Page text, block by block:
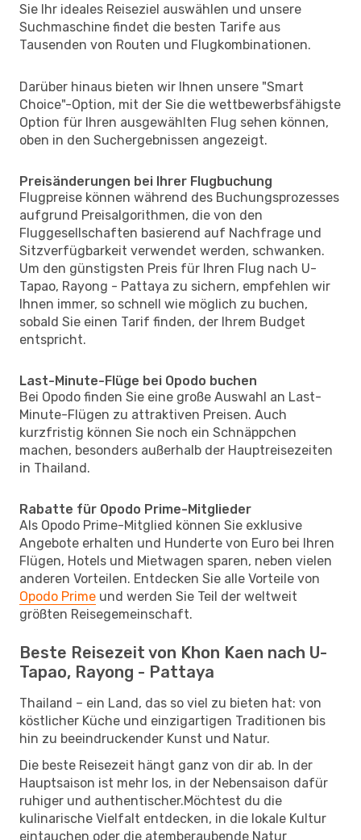
Sie Ihr ideales Reiseziel auswählen und unsere
Suchmaschine findet die besten Tarife aus
Tausenden von Routen und Flugkombinationen.
Darüber hinaus bieten wir Ihnen unsere "Smart
Choice"-Option, mit der Sie die wettbewerbsfähigste
Option für Ihren ausgewählten Flug sehen können,
oben in den Suchergebnissen angezeigt.
Preisänderungen bei Ihrer Flugbuchung
Flugpreise können während des Buchungsprozesses
aufgrund Preisalgorithmen, die von den
Fluggesellschaften basierend auf Nachfrage und
Sitzverfügbarkeit verwendet werden, schwanken.
Um den günstigsten Preis für Ihren Flug nach U-
Tapao, Rayong - Pattaya zu sichern, empfehlen wir
Ihnen immer, so schnell wie möglich zu buchen,
sobald Sie einen Tarif finden, der Ihrem Budget
entspricht.
Last-Minute-Flüge bei Opodo buchen
Bei Opodo finden Sie eine große Auswahl an Last-
Minute-Flügen zu attraktiven Preisen. Auch
kurzfristig können Sie noch ein Schnäppchen
machen, besonders außerhalb der Hauptreisezeiten
in Thailand.
Rabatte für Opodo Prime-Mitglieder
Als Opodo Prime-Mitglied können Sie exklusive
Angebote erhalten und Hunderte von Euro bei Ihren
Flügen, Hotels und Mietwagen sparen, neben vielen
anderen Vorteilen. Entdecken Sie alle Vorteile von
Opodo Prime und werden Sie Teil der weltweit
größten Reisegemeinschaft.
Beste Reisezeit von Khon Kaen nach U-
Tapao, Rayong - Pattaya
Thailand – ein Land, das so viel zu bieten hat: von
köstlicher Küche und einzigartigen Traditionen bis
hin zu beeindruckender Kunst und Natur.
Die beste Reisezeit hängt ganz von dir ab. In der
Hauptsaison ist mehr los, in der Nebensaison dafür
ruhiger und authentischer.Möchtest du die
kulinarische Vielfalt entdecken, in die lokale Kultur
eintauchen oder die atemberaubende Natur